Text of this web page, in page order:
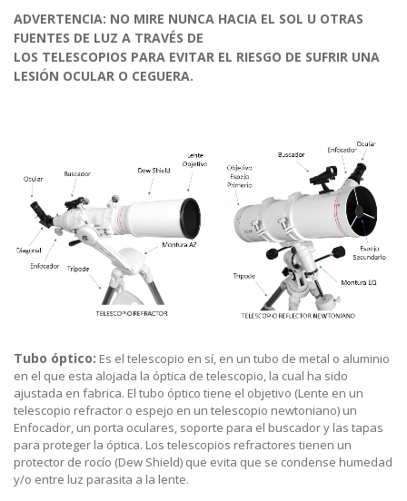
ADVERTENCIA: NO MIRE NUNCA HACIA EL SOL U OTRAS
FUENTES DE LUZ A TRAVÉS DE
LOS TELESCOPIOS PARA EVITAR EL RIESGO DE SUFRIR UNA
LESIÓN OCULAR O CEGUERA.
Tubo óptico: Es el telescopio en sí, en un tubo de metal o aluminio
en el que esta alojada la óptica de telescopio, la cual ha sido
ajustada en fabrica. El tubo óptico tiene el objetivo (Lente en un
telescopio refractor o espejo en un telescopio newtoniano) un
Enfocador, un porta oculares, soporte para el buscador y las tapas
para proteger la óptica. Los telescopios refractores tienen un
protector de rocío (Dew Shield) que evita que se condense humedad
y/o entre luz parasita a la lente.